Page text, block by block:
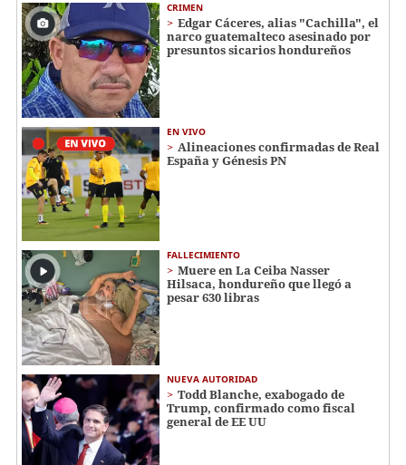
CRIMEN
Edgar Cáceres, alias "Cachilla", el
narco guatemalteco asesinado por
presuntos sicarios hondureños
EN VIVO
Alineaciones confirmadas de Real
España y Génesis PN
FALLECIMIENTO
Muere en La Ceiba Nasser
Hilsaca, hondureño que llegó a
pesar 630 libras
NUEVA AUTORIDAD
Todd Blanche, exabogado de
Trump, confirmado como fiscal
general de EE UU